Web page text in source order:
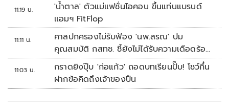
11:19 น.
'น้ำตาล' ตัวแม่แฟชั่นไอคอน ขึ้นแท่นแบรนด์
แอมฯ FitFlop
11:11 น.
ศาลปกครองไม่รับฟ้อง 'นพ.สรณ' ปม
คุณสมบัติ กสทช. ชี้ยังไม่ได้รับความเดือดร้อน
เสียหาย
11:03 น.
กราดยิงปุ๊บ 'ก่อแก้ว' ถอดบทเรียนปั๊บ! โชว์กึ๋น
ฝากข้อคิดถึงเจ้าของปืน